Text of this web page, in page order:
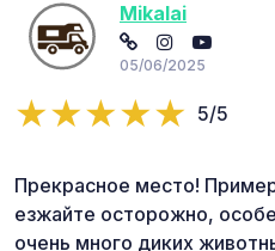
Mikalai
05/06/2025
5/5
Прекрасное место!
езжайте осторожно,
очень много диких